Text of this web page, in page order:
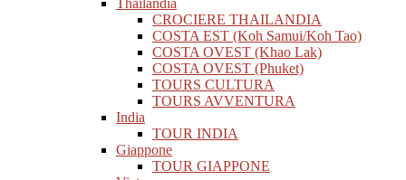
Thailandia
CROCIERE THAILANDIA
COSTA EST (Koh Samui/Koh Tao)
COSTA OVEST (Khao Lak)
COSTA OVEST (Phuket)
TOURS CULTURA
TOURS AVVENTURA
India
TOUR INDIA
Giappone
TOUR GIAPPONE